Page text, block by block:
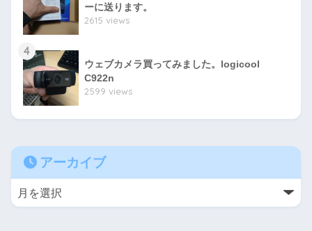
ーに送ります。
2615 views
4
ウェブカメラ買ってみました。logicool
C922n
2599 views
アーカイブ